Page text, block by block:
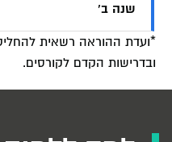
שנה ב'
*ועדת ההוראה רשאית להחליט
ובדרישות הקדם לקורסים.